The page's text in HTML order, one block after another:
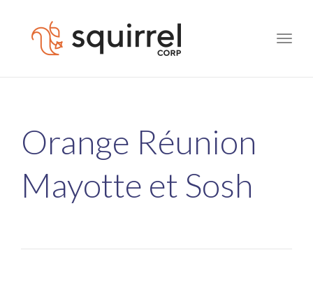
Toggle
Orange Réunion
Mayotte et Sosh